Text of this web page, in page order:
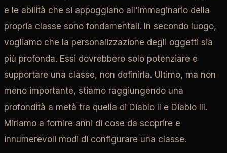
e le abilità che si appoggiano all'immaginario della
propria classe sono fondamentali. In secondo luogo,
vogliamo che la personalizzazione degli oggetti sia
più profonda. Essi dovrebbero solo potenziare e
supportare una classe, non definirla. Ultimo, ma non
meno importante, stiamo raggiungendo una
profondità a metà tra quella di Diablo II e Diablo III.
Miriamo a fornire anni di cose da scoprire e
innumerevoli modi di configurare una classe.